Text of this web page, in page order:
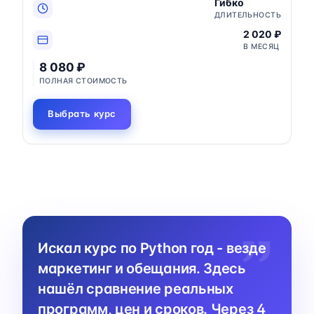
ДЛИТЕЛЬНОСТЬ
2 020 ₽
В МЕСЯЦ
8 080 ₽
ПОЛНАЯ СТОИМОСТЬ
Выбрать курс
Искал курс по Python год - везде
маркетинг и обещания. Здесь
нашёл сравнение реальных
программ, цен и сроков. Через 4